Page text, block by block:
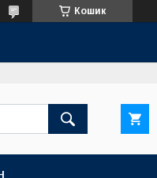
Кошик